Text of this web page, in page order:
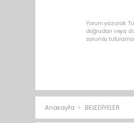
Yorum yazarak
doğrudan veya
sorumlu
Anasayfa BELEDİYELER